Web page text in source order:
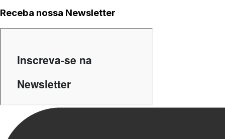
Receba nossa Newsletter